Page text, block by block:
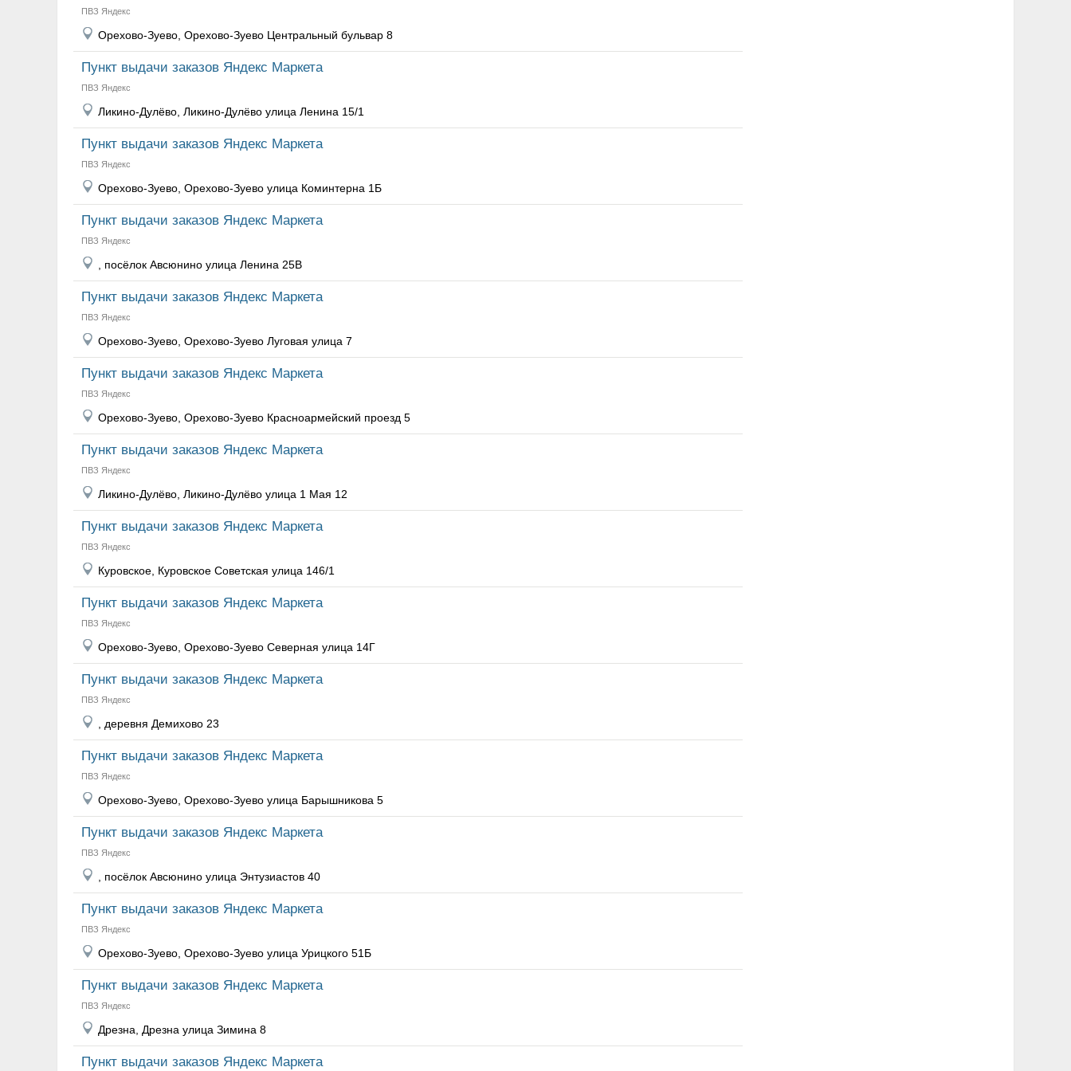
ПВЗ Яндекс
Орехово-Зуево, Орехово-Зуево Центральный бульвар 8
Пункт выдачи заказов Яндекс Маркета
ПВЗ Яндекс
Ликино-Дулёво, Ликино-Дулёво улица Ленина 15/1
Пункт выдачи заказов Яндекс Маркета
ПВЗ Яндекс
Орехово-Зуево, Орехово-Зуево улица Коминтерна 1Б
Пункт выдачи заказов Яндекс Маркета
ПВЗ Яндекс
, посёлок Авсюнино улица Ленина 25В
Пункт выдачи заказов Яндекс Маркета
ПВЗ Яндекс
Орехово-Зуево, Орехово-Зуево Луговая улица 7
Пункт выдачи заказов Яндекс Маркета
ПВЗ Яндекс
Орехово-Зуево, Орехово-Зуево Красноармейский проезд 5
Пункт выдачи заказов Яндекс Маркета
ПВЗ Яндекс
Ликино-Дулёво, Ликино-Дулёво улица 1 Мая 12
Пункт выдачи заказов Яндекс Маркета
ПВЗ Яндекс
Куровское, Куровское Советская улица 146/1
Пункт выдачи заказов Яндекс Маркета
ПВЗ Яндекс
Орехово-Зуево, Орехово-Зуево Северная улица 14Г
Пункт выдачи заказов Яндекс Маркета
ПВЗ Яндекс
, деревня Демихово 23
Пункт выдачи заказов Яндекс Маркета
ПВЗ Яндекс
Орехово-Зуево, Орехово-Зуево улица Барышникова 5
Пункт выдачи заказов Яндекс Маркета
ПВЗ Яндекс
, посёлок Авсюнино улица Энтузиастов 40
Пункт выдачи заказов Яндекс Маркета
ПВЗ Яндекс
Орехово-Зуево, Орехово-Зуево улица Урицкого 51Б
Пункт выдачи заказов Яндекс Маркета
ПВЗ Яндекс
Дрезна, Дрезна улица Зимина 8
Пункт выдачи заказов Яндекс Маркета